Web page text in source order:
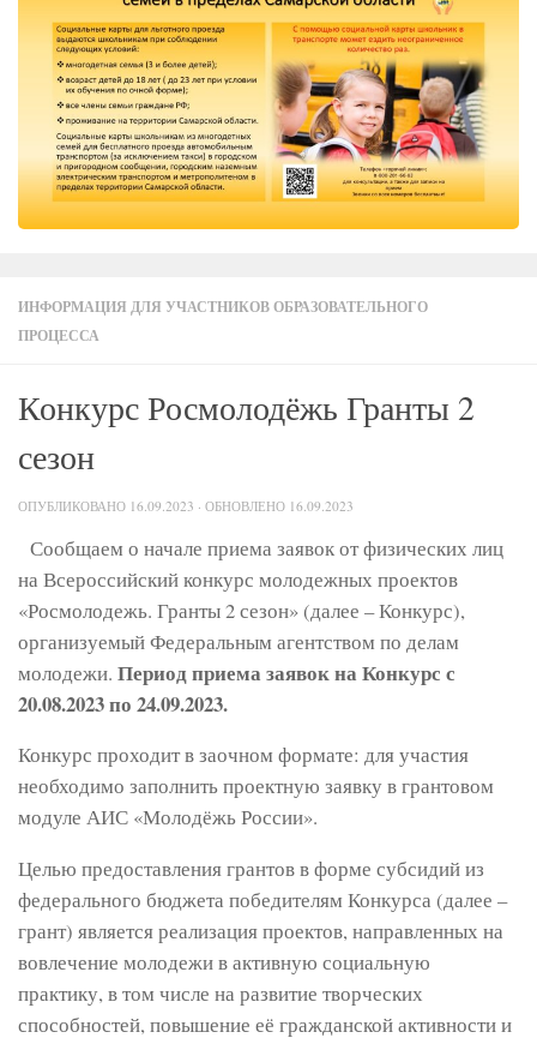
ИНФОРМАЦИЯ ДЛЯ УЧАСТНИКОВ ОБРАЗОВАТЕЛЬНОГО
ПРОЦЕССА
Конкурс Росмолодёжь Гранты 2
сезон
ОПУБЛИКОВАНО 16.09.2023 · ОБНОВЛЕНО 16.09.2023
Сообщаем о начале приема заявок от физических лиц
на Всероссийский конкурс молодежных проектов
«Росмолодежь. Гранты 2 сезон» (далее – Конкурс),
организуемый Федеральным агентством по делам
молодежи. Период приема заявок на Конкурс с
20.08.2023 по 24.09.2023.
Конкурс проходит в заочном формате: для участия
необходимо заполнить проектную заявку в грантовом
модуле АИС «Молодёжь России».
Целью предоставления грантов в форме субсидий из
федерального бюджета победителям Конкурса (далее –
грант) является реализация проектов, направленных на
вовлечение молодежи в активную социальную
практику, в том числе на развитие творческих
способностей, повышение её гражданской активности и